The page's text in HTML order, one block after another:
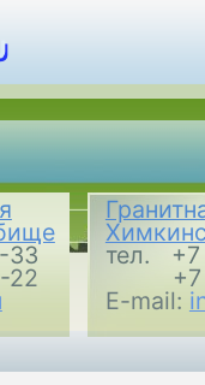
тел.
E-mail:
33
22